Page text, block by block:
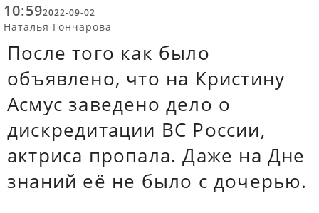
10:592022-09-02
Наталья Гончарова
После того как было
объявлено, что на Кристину
Асмус заведено дело о
дискредитации ВС России,
актриса пропала. Даже на Дне
знаний её не было с дочерью.